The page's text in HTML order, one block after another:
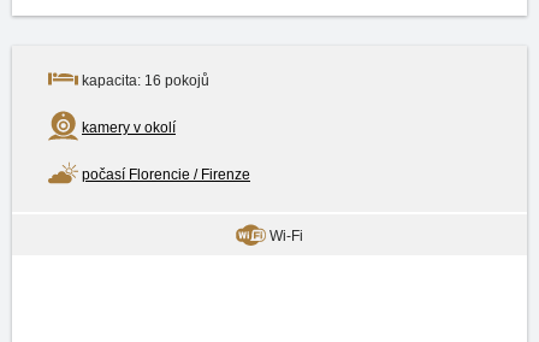
kapacita: 16 pokojů
kamery v okolí
počasí Florencie / Firenze
Wi-Fi